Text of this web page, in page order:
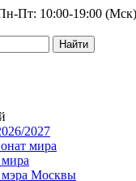
Пт: 10:00-19:00
Найти
2027
мира
Москвы